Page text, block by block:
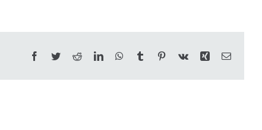
Facebook
TwitterRedditLinkedInWhatsApp
TumblrPinterest
Vk Xing Email